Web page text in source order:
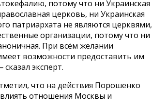
потому что ни Украинская
церковь, ни Украинская
патриархата не являются церквями,
организации, потому что ни
При всём желании
возможности предоставить им
эксперт.
что на действия Порошенко
отношения Москвы и